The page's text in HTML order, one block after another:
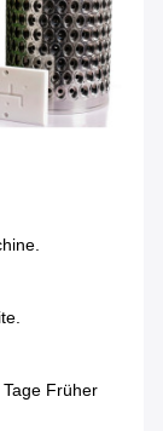
Früher